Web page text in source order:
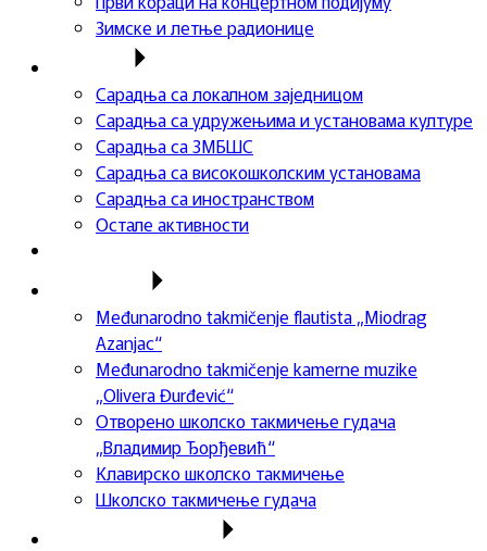
Зимске и летње радионице
Сарадња са локалном заједницом
Сарадња са удружењима и установама културе
Сарадња са ЗМБШС
Сарадња са високошколским установама
Сарадња са иностранством
Остале активности
Međunarodno takmičenje flautista „Miodrag
Azanjac“
Međunarodno takmičenje kamerne muzike
„Olivera Đurđević“
Отворено школско такмичење гудача
„Владимир Ђорђевић“
Клавирско школско такмичење
Школско такмичење гудача